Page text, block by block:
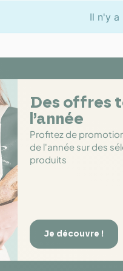
Il n'y a
Des offres
l’année
Profitez de
de l'année sur des
produits
Je découvre !